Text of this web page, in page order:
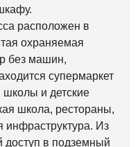
расположен в
охраняемая
без машин,
супермаркет
школы и детские
школа, рестораны,
инфраструктура. Из
доступ в подземный